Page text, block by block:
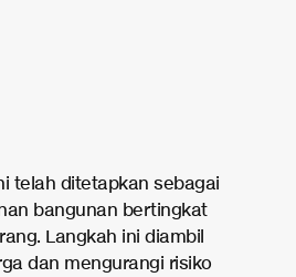
telah ditetapkan sebagai
bangunan bertingkat
Langkah ini diambil
dan mengurangi risiko